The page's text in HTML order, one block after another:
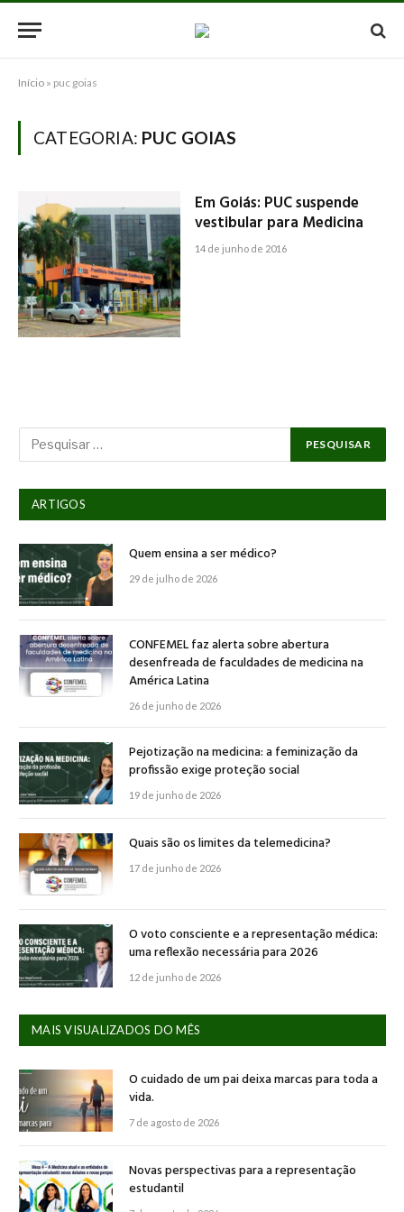
Início » puc goias
CATEGORIA: PUC GOIAS
Em Goiás: PUC suspende
vestibular para Medicina
14 de junho de 2016
ARTIGOS
Quem ensina a ser médico?
29 de julho de 2026
CONFEMEL faz alerta sobre abertura
desenfreada de faculdades de medicina na
América Latina
26 de junho de 2026
Pejotização na medicina: a feminização da
profissão exige proteção social
19 de junho de 2026
Quais são os limites da telemedicina?
17 de junho de 2026
O voto consciente e a representação médica:
uma reflexão necessária para 2026
12 de junho de 2026
MAIS VISUALIZADOS DO MÊS
O cuidado de um pai deixa marcas para toda a
vida.
7 de agosto de 2026
Novas perspectivas para a representação
estudantil